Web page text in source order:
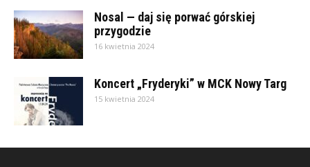
Nosal — daj się porwać górskiej
przygodzie
16 kwietnia 2024
Koncert „Fryderyki” w MCK Nowy Targ
15 kwietnia 2024